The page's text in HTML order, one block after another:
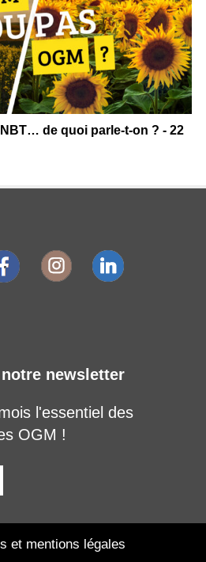
NBT… de quoi parle-t-on ? - 22
newsletter
l'essentiel des
OGM !
et mentions légales